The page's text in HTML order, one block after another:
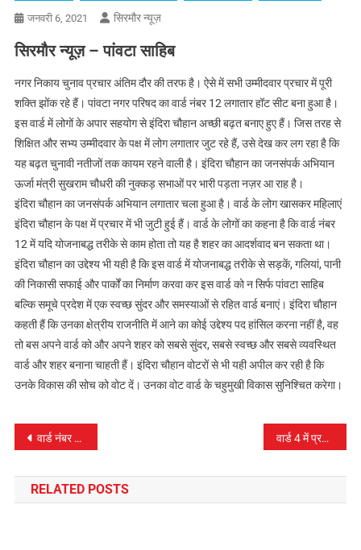
जनवरी 6, 2021 सिरमौर न्यूज़
सिरमौर न्यूज़ – पांवटा साहिब
नगर निकाय चुनाव प्रचार अंतिम दौर की तरफ है। ऐसे में सभी उम्मीदवार प्रचार में पूरी
शक्ति झोंक रहे हैं। पांवटा नगर परिषद का वार्ड नंबर 12 लगातार हॉट सीट बना हुआ है।
इस वार्ड में लोगों के अपार सहयोग से इंदिरा चौहान अच्छी बढ़त बनाए हुए हैं। जिस तरह से
शिक्षित और सभ्य उम्मीदवार के पक्ष में लोग लगातार जुट रहे हैं, उसे देख कर लग रहा है कि
यह बढ़त चुनावी नतीजों तक कायम रहने वाली है। इंदिरा चौहान का जनसंपर्क अभियान
ऊर्जा मंत्री सुखराम चौधरी की नुक्कड़ सभाओं पर भारी पड़ता नज़र आ राह है।
इंदिरा चौहान का जनसंपर्क अभियान लगातार चला हुआ है। वार्ड के लोग खासकर महिलाएं
इंदिरा चौहान के पक्ष में प्रचार में भी जुटी हुई हैं। वार्ड के लोगों का कहना है कि वार्ड नंबर
12 में यदि योजनाबद्ध तरीके से काम होता तो यह है शहर का आदर्शवाद बन सकता था।
इंदिरा चौहान का उद्देश्य भी यही है कि इस वार्ड में योजनाबद्ध तरीके से सड़कें, गलियां, पानी
की निकासी सफाई और पार्कों का निर्माण करवा कर इस वार्ड को न सिर्फ पांवटा साहिब
बल्कि समूचे प्रदेश में एक स्वच्छ सुंदर और समस्याओं से रहित वार्ड बनाएं। इंदिरा चौहान
कहती हैं कि उनका क्षेत्रीय राजनीति में आने का कोई उद्देश्य पद हांसिल करना नहीं है, वह
तो बस अपने वार्ड को और अपने शहर को सबसे सुंदर, सबसे स्वच्छ और सबसे व्यवस्थित
वार्ड और शहर बनाना चाहती हैं। इंदिरा चौहान वोटरों से भी यही अपील कर रही है कि
उनके विकास की सोच को वोट दें। उनका वोट वार्ड के चहुमुखी विकास सुनिश्चित करेगा।
पोस्ट
नेविगेशन
वार्ड नंबर 5 में अंजना भंडारी की बढ़त कायम वार्ड 4 में प्रतिद्वंदी के दांत खट्टे कर रही है सरला शर्मा
RELATED POSTS